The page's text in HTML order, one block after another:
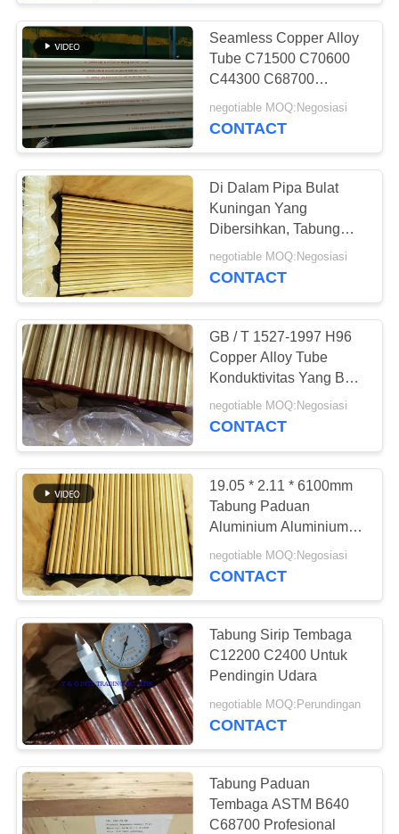
POLICY
Seamless Copper Alloy
Tube C71500 C70600
C44300 C68700
Dengan Lapisan Plastik
negotiable MOQ:Negosiasi
CONTACT
Di Dalam Pipa Bulat
Kuningan Yang
Dibersihkan, Tabung
Ejector Tembaga Nikel
Paduan Nikel
negotiable MOQ:Negosiasi
CONTACT
GB / T 1527-1997 H96
Copper Alloy Tube
Konduktivitas Yang Baik
OD19.5cm Diameter
Keluar 17cm
negotiable MOQ:Negosiasi
CONTACT
19.05 * 2.11 * 6100mm
Tabung Paduan
Aluminium Aluminium
Tabung Kuningan ASTM
B111 C68700
negotiable MOQ:Negosiasi
CONTACT
Tabung Sirip Tembaga
C12200 C2400 Untuk
Pendingin Udara
negotiable MOQ:Perundingan
CONTACT
Tabung Paduan
Tembaga ASTM B640
C68700 Profesional